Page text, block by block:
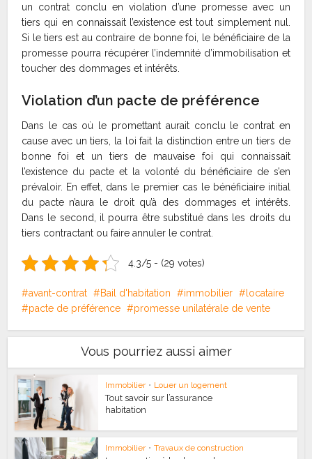
un contrat conclu en violation d’une promesse avec un
tiers qui en connaissait l’existence est tout simplement nul.
Si le tiers est au contraire de bonne foi, le bénéficiaire de la
promesse pourra récupérer l’indemnité d’immobilisation et
toucher des dommages et intérêts.
Violation d’un pacte de préférence
Dans le cas où le promettant aurait conclu le contrat en
cause avec un tiers, la loi fait la distinction entre un tiers de
bonne foi et un tiers de mauvaise foi qui connaissait
l’existence du pacte et la volonté du bénéficiaire de s’en
prévaloir. En effet, dans le premier cas le bénéficiaire initial
du pacte n’aura le droit qu’à des dommages et intérêts.
Dans le second, il pourra être substitué dans les droits du
tiers contractant ou faire annuler le contrat.
4.3/5 - (29 votes)
avant-contrat Bail d'habitation immobilier
locataire
pacte de préférence
promesse unilatérale de vente
Vous pourriez aussi aimer
Immobilier • Louer un logement
Tout savoir sur l’assurance
habitation
Immobilier • Travaux de construction